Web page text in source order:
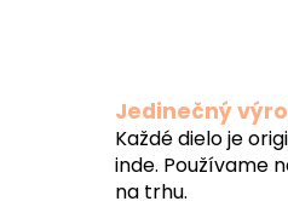
Jedinečný
Každé dielo je
inde. Používame
na trhu.